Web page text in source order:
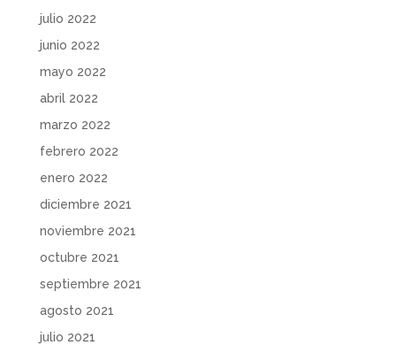
julio 2022
junio 2022
mayo 2022
abril 2022
marzo 2022
febrero 2022
enero 2022
diciembre 2021
noviembre 2021
octubre 2021
septiembre 2021
agosto 2021
julio 2021